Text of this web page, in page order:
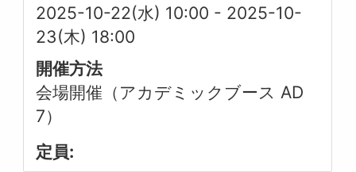
2025-10-22(水) 10:00 - 2025-10-
23(木) 18:00
開催方法
会場開催（アカデミックブース AD
7）
定員: